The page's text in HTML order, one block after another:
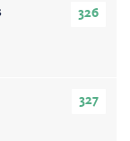
326
327